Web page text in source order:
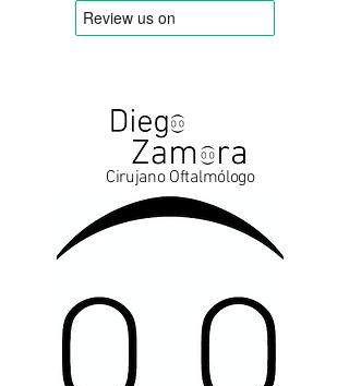
Cirujano Oftalmólogo